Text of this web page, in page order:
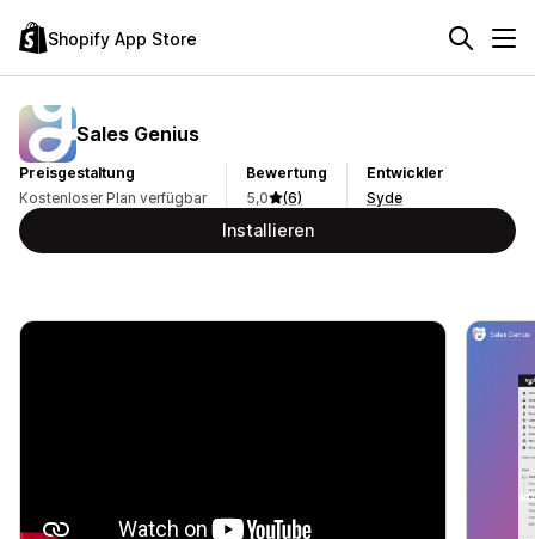
Shopify App Store
Sales Genius
Preisgestaltung
Kostenloser Plan verfügbar
Bewertung
5,0
(6)
Entwickler
Syde
Installieren